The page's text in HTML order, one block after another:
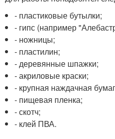
- пластиковые бутылки;
- гипс (например
- ножницы;
- пластилин;
- деревянные шпажки;
- акриловые краски;
- крупная наждачная
- пищевая пленка;
- скотч;
- клей ПВА.